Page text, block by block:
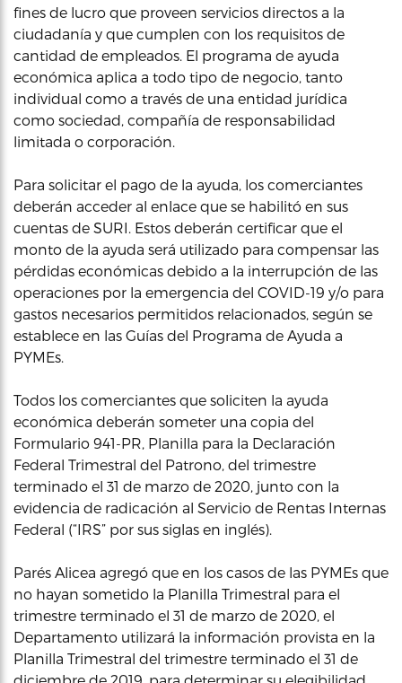
fines de lucro que proveen servicios directos a la
ciudadanía y que cumplen con los requisitos de
cantidad de empleados. El programa de ayuda
económica aplica a todo tipo de negocio, tanto
individual como a través de una entidad jurídica
como sociedad, compañía de responsabilidad
limitada o corporación.
Para solicitar el pago de la ayuda, los comerciantes
deberán acceder al enlace que se habilitó en sus
cuentas de SURI. Estos deberán certificar que el
monto de la ayuda será utilizado para compensar las
pérdidas económicas debido a la interrupción de las
operaciones por la emergencia del COVID-19 y/o para
gastos necesarios permitidos relacionados, según se
establece en las Guías del Programa de Ayuda a
PYMEs.
Todos los comerciantes que soliciten la ayuda
económica deberán someter una copia del
Formulario 941-PR, Planilla para la Declaración
Federal Trimestral del Patrono, del trimestre
terminado el 31 de marzo de 2020, junto con la
evidencia de radicación al Servicio de Rentas Internas
Federal (“IRS” por sus siglas en inglés).
Parés Alicea agregó que en los casos de las PYMEs que
no hayan sometido la Planilla Trimestral para el
trimestre terminado el 31 de marzo de 2020, el
Departamento utilizará la información provista en la
Planilla Trimestral del trimestre terminado el 31 de